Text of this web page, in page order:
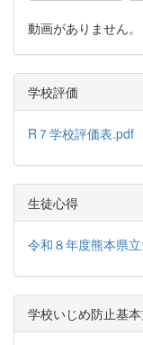
動画がありません。
学校評価
R７学校評価表.pdf
生徒心得
令和８年度熊本県
学校いじめ防止基